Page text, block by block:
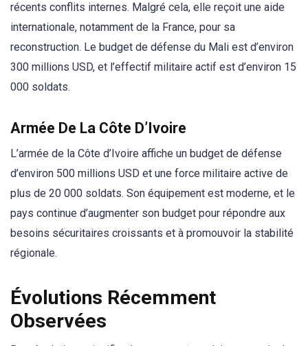
récents conflits internes. Malgré cela, elle reçoit une aide
internationale, notamment de la France, pour sa
reconstruction. Le budget de défense du Mali est d’environ
300 millions USD, et l’effectif militaire actif est d’environ 15
000 soldats.
Armée De La Côte D’Ivoire
L’armée de la Côte d’Ivoire affiche un budget de défense
d’environ 500 millions USD et une force militaire active de
plus de 20 000 soldats. Son équipement est moderne, et le
pays continue d’augmenter son budget pour répondre aux
besoins sécuritaires croissants et à promouvoir la stabilité
régionale.
Évolutions Récemment
Observées